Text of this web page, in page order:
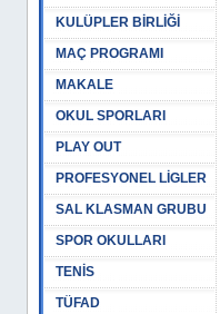
KULÜPLER BİRLİĞİ
MAÇ PROGRAMI
MAKALE
OKUL SPORLARI
PLAY OUT
PROFESYONEL LİGLER
SAL KLASMAN GRUBU
SPOR OKULLARI
TENİS
TÜFAD